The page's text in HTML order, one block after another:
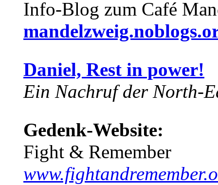
Info-Blog zum Café
Daniel, Rest in power!
Ein Nachruf der North-
Gedenk-Website:
Fight & Remember